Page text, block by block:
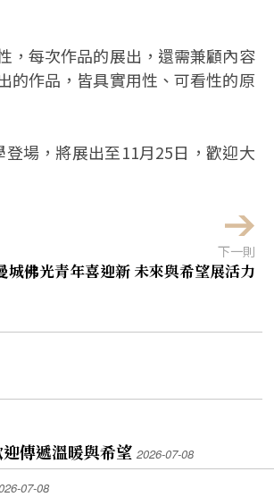
，每次作品的展出，還需兼顧內容
的作品，皆具實用性、可看性的原
場，將展出至11月25日，歡迎大
下一則
城佛光青年喜迎新 未來與希望展活力
傳遞溫暖與希望 2026-07-08
07-08